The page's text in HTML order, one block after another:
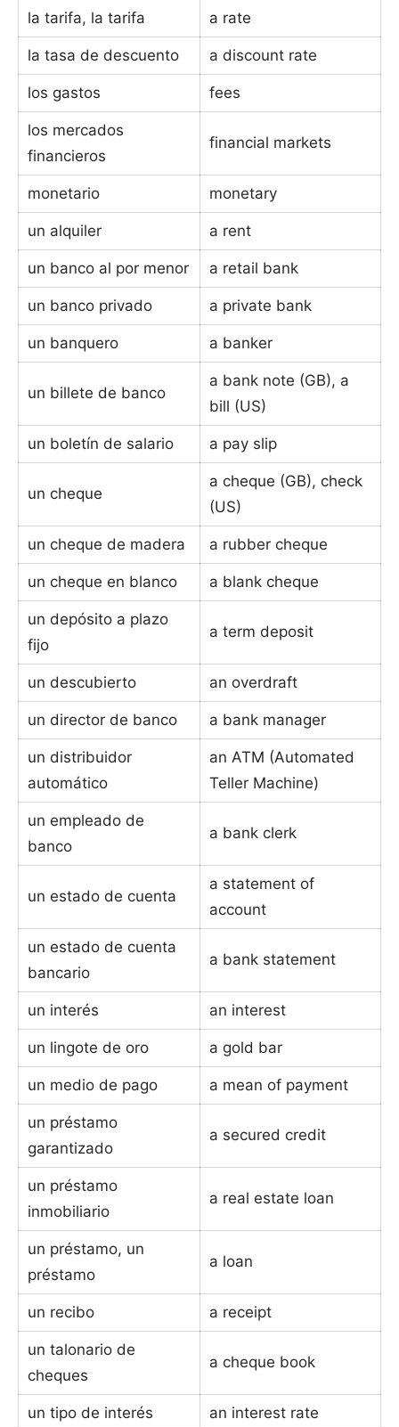
la tarifa, la tarifa a rate
la tasa de descuento a discount rate
los gastos fees
los mercados
financieros
financial markets
monetario monetary
un alquiler a rent
un banco al por menor a retail bank
un banco privado a private bank
un banquero a banker
un billete de banco
a bank note (GB), a
bill (US)
un boletín de salario a pay slip
un cheque
a cheque (GB), check
(US)
un cheque de madera a rubber cheque
un cheque en blanco a blank cheque
un depósito a plazo
fijo
a term deposit
un descubierto an overdraft
un director de banco a bank manager
un distribuidor
automático
an ATM (Automated
Teller Machine)
un empleado de
banco
a bank clerk
un estado de cuenta
a statement of
account
un estado de cuenta
bancario
a bank statement
un interés an interest
un lingote de oro a gold bar
un medio de pago a mean of payment
un préstamo
garantizado
a secured credit
un préstamo
inmobiliario
a real estate loan
un préstamo, un
préstamo
a loan
un recibo a receipt
un talonario de
cheques
a cheque book
un tipo de interés an interest rate